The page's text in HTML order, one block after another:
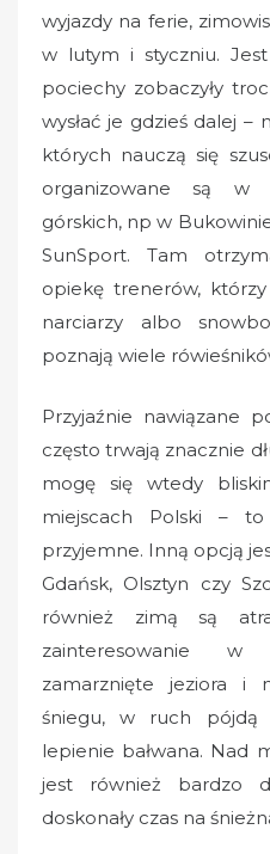
wyjazdy na ferie,
w lutym i styczniu.
pociechy zobaczyły
wysłać je gdzieś dalej –
których nauczą się
organizowane są w
górskich, np w
SunSport. Tam
opiekę trenerów,
narciarzy albo
poznają wiele
Przyjaźnie nawiązane
często trwają znacznie
mogę się wtedy
miejscach Polski –
przyjemne. Inną opcją
Gdańsk, Olsztyn czy
również zimą są
zainteresowanie w
zamarznięte jeziora i
śniegu, w ruch pójdą
lepienie bałwana. Nad
jest również bardzo
doskonały czas na